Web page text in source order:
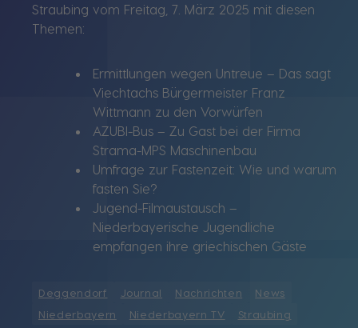
Straubing vom Freitag, 7. März 2025 mit diesen
Themen:
Ermittlungen wegen Untreue – Das sagt
Viechtachs Bürgermeister Franz
Wittmann zu den Vorwürfen
AZUBI-Bus – Zu Gast bei der Firma
Strama-MPS Maschinenbau
Umfrage zur Fastenzeit: Wie und warum
fasten Sie?
Jugend-Filmaustausch –
Niederbayerische Jugendliche
empfangen ihre griechischen Gäste
Deggendorf Journal Nachrichten
News
Niederbayern
Niederbayern TV Straubing